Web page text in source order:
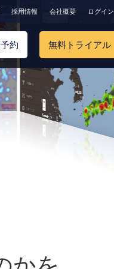
ログイン
会社概要
採用情報
無料トライアル
約